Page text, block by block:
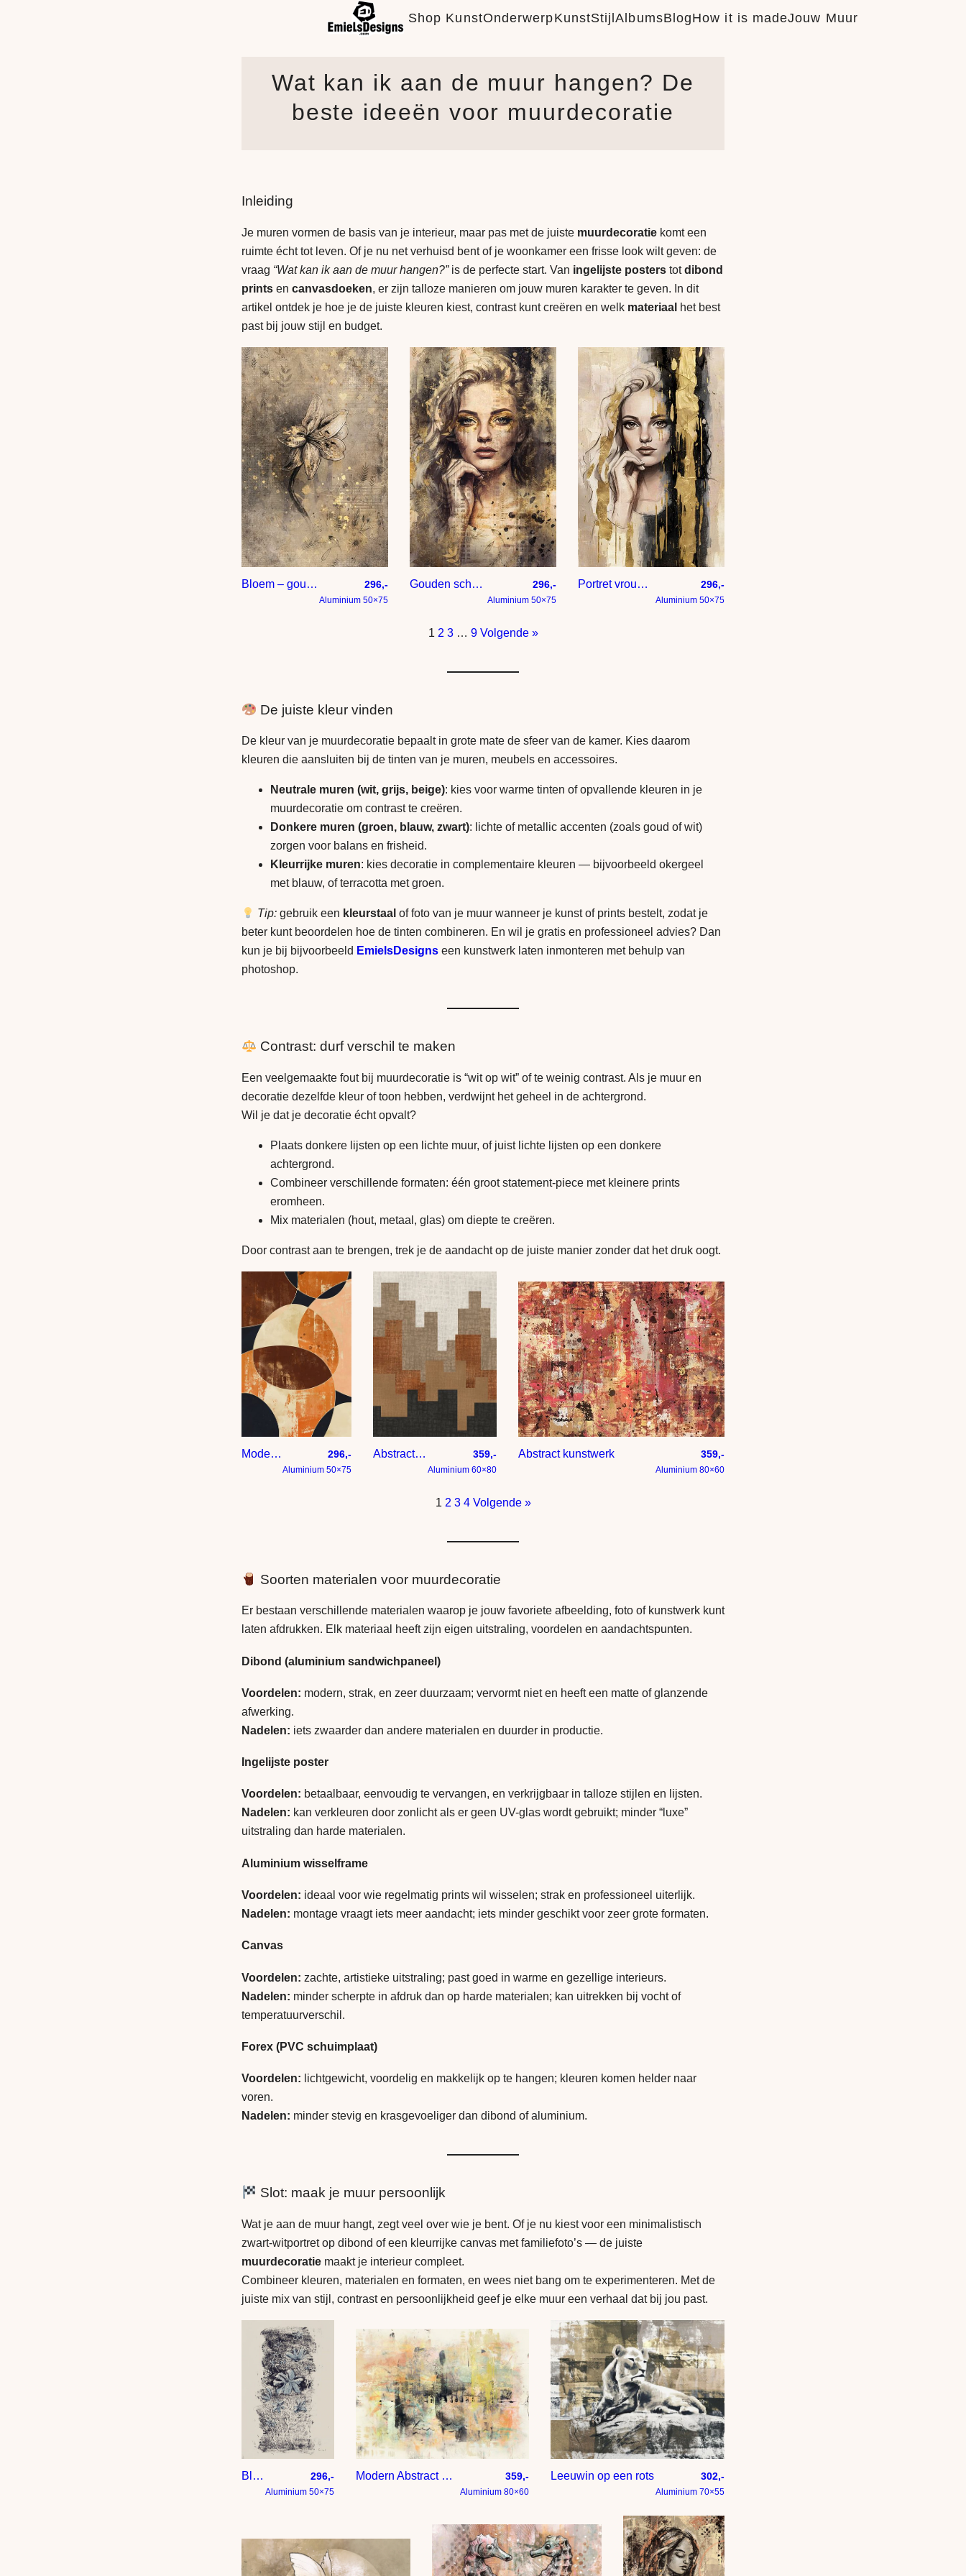
Shop KunstOnderwerpKunstStijlAlbumsBlogHow it is madeJouw Muur
Wat kan ik aan de muur hangen? De
beste ideeën voor muurdecoratie
Inleiding
Je muren vormen de basis van je interieur, maar pas met de juiste muurdecoratie komt een
ruimte écht tot leven. Of je nu net verhuisd bent of je woonkamer een frisse look wilt geven: de
vraag “Wat kan ik aan de muur hangen?”is de perfecte start. Van ingelijste posters totdibond
prints en canvasdoeken, er zijn talloze manieren om jouw muren karakter te geven. In dit
artikel ontdek je hoe je de juiste kleuren kiest, contrast kunt creëren en welk materiaal het best
past bij jouw stijl en budget.
Bloem – gouden tinten – hotel chique stijl 296,-
Aluminium 50×75
Gouden schoonheid – portret in hotel chique interieur stijl 296,-
Aluminium 50×75
Portret vrouw in goud 296,-
Aluminium 50×75
1 2 3 … 9 Volgende »
De juiste kleur vinden
De kleur van je muurdecoratie bepaalt in grote mate de sfeer van de kamer. Kies daarom
kleuren die aansluiten bij de tinten van je muren, meubels en accessoires.
Neutrale muren (wit, grijs, beige): kies voor warme tinten of opvallende kleuren in je
muurdecoratie om contrast te creëren.
Donkere muren (groen, blauw, zwart): lichte of metallic accenten (zoals goud of wit)
zorgen voor balans en frisheid.
Kleurrijke muren: kies decoratie in complementaire kleuren — bijvoorbeeld okergeel
met blauw, of terracotta met groen.
Tip: gebruik een kleurstaal of foto van je muur wanneer je kunst of prints bestelt, zodat je
beter kunt beoordelen hoe de tinten combineren. En wil je gratis en professioneel advies? Dan
kun je bij bijvoorbeeld EmielsDesigns een kunstwerk laten inmonteren met behulp van
photoshop.
Contrast: durf verschil te maken
Een veelgemaakte fout bij muurdecoratie is “wit op wit” of te weinig contrast. Als je muur en
decoratie dezelfde kleur of toon hebben, verdwijnt het geheel in de achtergrond.
Wil je dat je decoratie écht opvalt?
Plaats donkere lijsten op een lichte muur, of juist lichte lijsten op een donkere
achtergrond.
Combineer verschillende formaten: één groot statement-piece met kleinere prints
eromheen.
Mix materialen (hout, metaal, glas) om diepte te creëren.
Door contrast aan te brengen, trek je de aandacht op de juiste manier zonder dat het druk oogt.
Modern kunstwerk met ronde geometrische vormen in oranje bruin goudgeel en zalm 296,-
Aluminium 50×75
Abstract kunstwerk skyline stad in roestbruin creme antraciet en goudbruin 359,-
Aluminium 60×80
Abstract kunstwerk 359,-
Aluminium 80×60
1 2 3 4 Volgende »
Soorten materialen voor muurdecoratie
Er bestaan verschillende materialen waarop je jouw favoriete afbeelding, foto of kunstwerk kunt
laten afdrukken. Elk materiaal heeft zijn eigen uitstraling, voordelen en aandachtspunten.
Dibond (aluminium sandwichpaneel)
Voordelen: modern, strak, en zeer duurzaam; vervormt niet en heeft een matte of glanzende
afwerking.
Nadelen: iets zwaarder dan andere materialen en duurder in productie.
Ingelijste poster
Voordelen: betaalbaar, eenvoudig te vervangen, en verkrijgbaar in talloze stijlen en lijsten.
Nadelen: kan verkleuren door zonlicht als er geen UV-glas wordt gebruikt; minder “luxe”
uitstraling dan harde materialen.
Aluminium wisselframe
Voordelen: ideaal voor wie regelmatig prints wil wisselen; strak en professioneel uiterlijk.
Nadelen: montage vraagt iets meer aandacht; iets minder geschikt voor zeer grote formaten.
Canvas
Voordelen: zachte, artistieke uitstraling; past goed in warme en gezellige interieurs.
Nadelen: minder scherpte in afdruk dan op harde materialen; kan uitrekken bij vocht of
temperatuurverschil.
Forex (PVC schuimplaat)
Voordelen: lichtgewicht, voordelig en makkelijk op te hangen; kleuren komen helder naar
voren.
Nadelen: minder stevig en krasgevoeliger dan dibond of aluminium.
Slot: maak je muur persoonlijk
Wat je aan de muur hangt, zegt veel over wie je bent. Of je nu kiest voor een minimalistisch
zwart-witportret op dibond of een kleurrijke canvas met familiefoto’s — de juiste
muurdecoratie maakt je interieur compleet.
Combineer kleuren, materialen en formaten, en wees niet bang om te experimenteren. Met de
juiste mix van stijl, contrast en persoonlijkheid geef je elke muur een verhaal dat bij jou past.
Bloemen in beige en blauw 296,-
Aluminium 50×75
Modern Abstract Wanddecoratie – Pastel Abstract Schilderij 359,-
Aluminium 80×60
Leeuwin op een rots 302,-
Aluminium 70×55